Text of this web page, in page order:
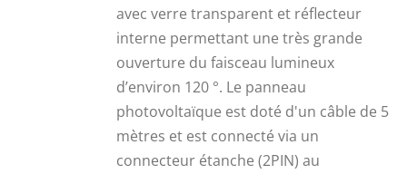
avec verre transparent et réflecteur
interne permettant une très grande
ouverture du faisceau lumineux
d’environ 120 °. Le panneau
photovoltaïque est doté d'un câble de 5
mètres et est connecté via un
connecteur étanche (2PIN) au